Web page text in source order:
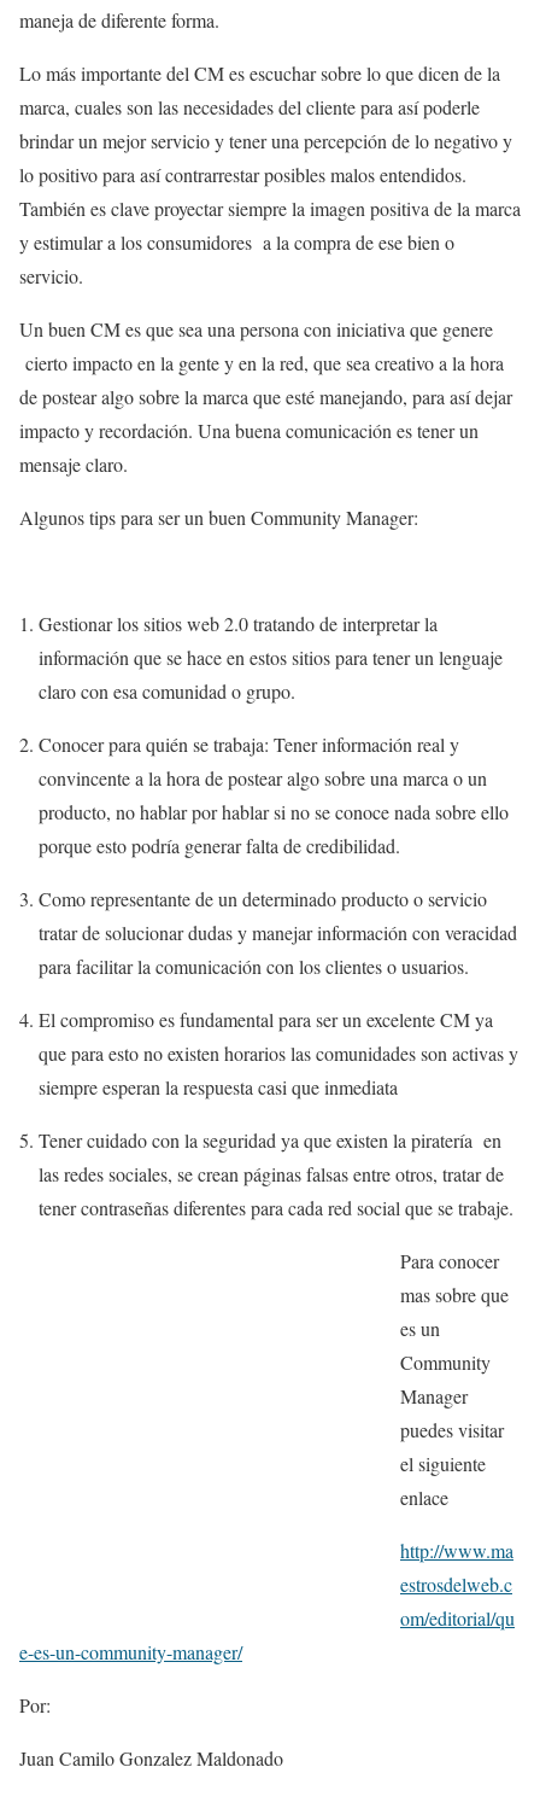
maneja de diferente forma.
Lo más importante del CM es escuchar sobre lo que dicen de la
marca, cuales son las necesidades del cliente para así poderle
brindar un mejor servicio y tener una percepción de lo negativo y
lo positivo para así contrarrestar posibles malos entendidos.
También es clave proyectar siempre la imagen positiva de la marca
y estimular a los consumidores a la compra de ese bien o
servicio.
Un buen CM es que sea una persona con iniciativa que genere
cierto impacto en la gente y en la red, que sea creativo a la hora
de postear algo sobre la marca que esté manejando, para así dejar
impacto y recordación. Una buena comunicación es tener un
mensaje claro.
Algunos tips para ser un buen Community Manager:
Gestionar los sitios web 2.0 tratando de interpretar la
información que se hace en estos sitios para tener un lenguaje
claro con esa comunidad o grupo.
Conocer para quién se trabaja: Tener información real y
convincente a la hora de postear algo sobre una marca o un
producto, no hablar por hablar si no se conoce nada sobre ello
porque esto podría generar falta de credibilidad.
Como representante de un determinado producto o servicio
tratar de solucionar dudas y manejar información con veracidad
para facilitar la comunicación con los clientes o usuarios.
El compromiso es fundamental para ser un excelente CM ya
que para esto no existen horarios las comunidades son activas y
siempre esperan la respuesta casi que inmediata
Tener cuidado con la seguridad ya que existen la piratería en
las redes sociales, se crean páginas falsas entre otros, tratar de
tener contraseñas diferentes para cada red social que se trabaje.
Para conocer
mas sobre que
es un
Community
Manager
puedes visitar
el siguiente
enlace
http://www.ma
estrosdelweb.c
om/editorial/qu
e-es-un-community-manager/
Por:
Juan Camilo Gonzalez Maldonado